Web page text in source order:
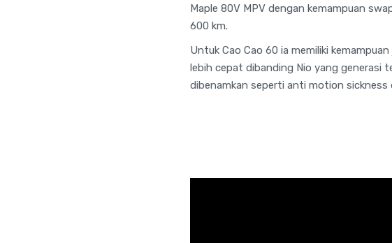
Maple 80V MPV dengan kemampuan
600 km.
Untuk Cao Cao 60 ia memiliki
lebih cepat dibanding Nio yang generasi
dibenamkan seperti anti motion sickness